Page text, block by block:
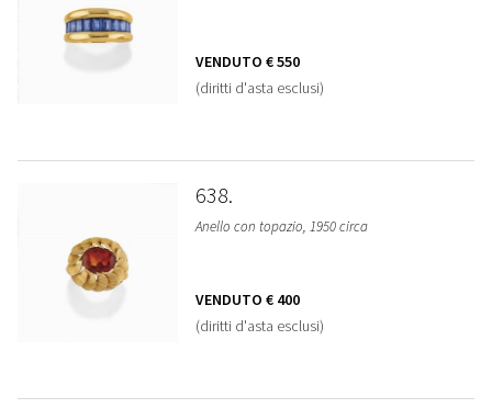
VENDUTO € 550
(diritti d'asta esclusi)
638
Anello con topazio, 1950 circa
VENDUTO € 400
(diritti d'asta esclusi)